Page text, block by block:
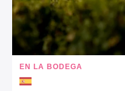
EN LA BODEGA